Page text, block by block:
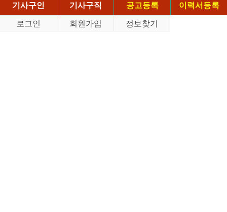
기사구인
기사구직 공고등록
이력서등록
로그인
회원가입 정보찾기